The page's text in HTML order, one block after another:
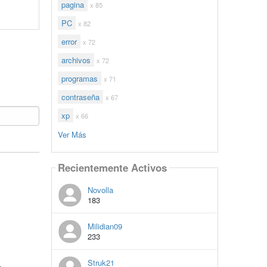
pagina x 85
PC x 82
error x 72
archivos x 72
programas x 71
contraseña x 67
xp x 66
Ver Más
Recientemente Activos
Novolla
183
Milidian09
233
Struk21